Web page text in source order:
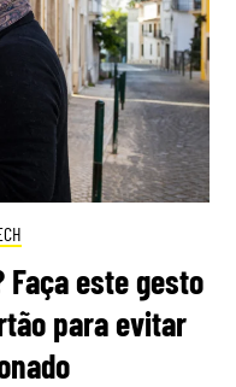
este gesto
para evitar